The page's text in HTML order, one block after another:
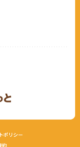
ポリシー
約